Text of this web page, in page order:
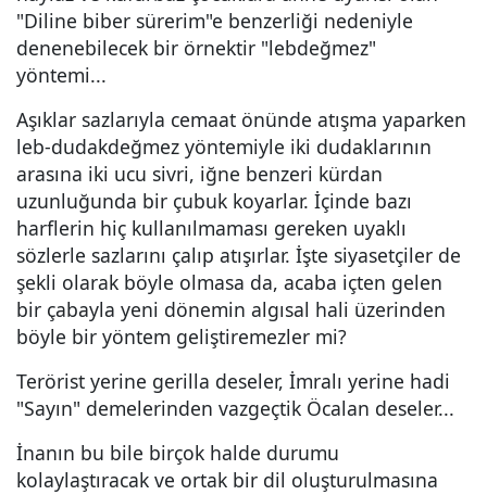
"Diline biber sürerim"e benzerliği nedeniyle
denenebilecek bir örnektir "lebdeğmez"
yöntemi...
Aşıklar sazlarıyla cemaat önünde atışma yaparken
leb-dudakdeğmez yöntemiyle iki dudaklarının
arasına iki ucu sivri, iğne benzeri kürdan
uzunluğunda bir çubuk koyarlar. İçinde bazı
harflerin hiç kullanılmaması gereken uyaklı
sözlerle sazlarını çalıp atışırlar. İşte siyasetçiler de
şekli olarak böyle olmasa da, acaba içten gelen
bir çabayla yeni dönemin algısal hali üzerinden
böyle bir yöntem geliştiremezler mi?
Terörist yerine gerilla deseler, İmralı yerine hadi
"Sayın" demelerinden vazgeçtik Öcalan deseler...
İnanın bu bile birçok halde durumu
kolaylaştıracak ve ortak bir dil oluşturulmasına